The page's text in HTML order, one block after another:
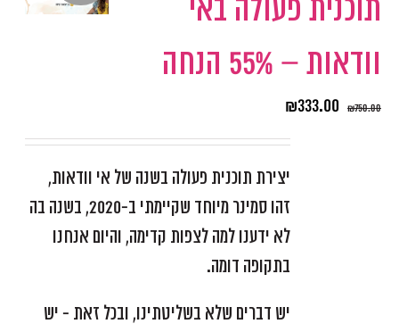
תוכנית פעולה באי
וודאות – 55% הנחה
₪750.00
₪333.00
יצירת תוכנית פעולה בשנה של אי וודאות,
זהו סמינר מיוחד שקיימתי ב-2020, בשנה בה
לא ידענו למה לצפות קדימה, והיום אנחנו
בתקופה דומה.
יש דברים שלא בשליטתינו, ובכל זאת - יש